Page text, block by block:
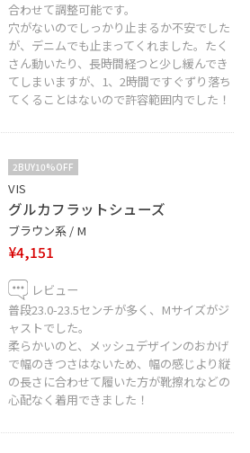
合わせて調整可能です。
穴がないのでしっかり止まるか不安でした
が、デニムでも止まってくれました。たく
さん動いたり、長時間経つと少し緩んでき
てしまいますが、1、2時間ですぐずり落ち
てくることはないので許容範囲内でした！
2BUY10%OFF
VIS
グルカフラットシューズ
ブラウン系 / M
¥4,151
レビュー
普段23.0-23.5センチが多く、Mサイズがジ
ャストでした。
柔らかいのと、メッシュデザインのおかげ
で幅のきつさはないため、幅の感じより縦
の長さに合わせて履いた方が靴擦れなどの
心配なく着用できました！